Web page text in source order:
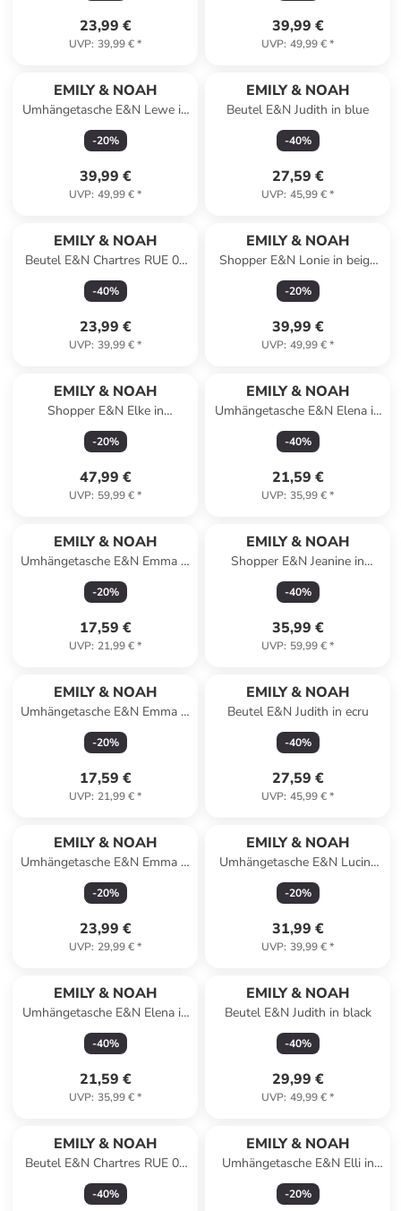
23,99 €
UVP: 39,99 €*
39,99 €
UVP: 49,99 €*
EMILY & NOAH
Umhängetasche E&N Lewe in
black
-20%
39,99 €
UVP: 49,99 €*
EMILY & NOAH
Beutel E&N Judith in blue
-40%
27,59 €
UVP: 45,99 €*
EMILY & NOAH
Beutel E&N Chartres RUE 09
in black
-40%
23,99 €
UVP: 39,99 €*
EMILY & NOAH
Shopper E&N Lonie in beige
400
-20%
39,99 €
UVP: 49,99 €*
EMILY & NOAH
Shopper E&N Elke in
forest/taupe 963
-20%
47,99 €
UVP: 59,99 €*
EMILY & NOAH
Umhängetasche E&N Elena in
blue
-40%
21,59 €
UVP: 35,99 €*
EMILY & NOAH
Umhängetasche E&N Emma in
shinysilver 842
-20%
17,59 €
UVP: 21,99 €*
EMILY & NOAH
Shopper E&N Jeanine in
sahara 920
-40%
35,99 €
UVP: 59,99 €*
EMILY & NOAH
Umhängetasche E&N Emma in
lightgold 243
-20%
17,59 €
UVP: 21,99 €*
EMILY & NOAH
Beutel E&N Judith in ecru
-40%
27,59 €
UVP: 45,99 €*
EMILY & NOAH
Umhängetasche E&N Emma in
black
-20%
23,99 €
UVP: 29,99 €*
EMILY & NOAH
Umhängetasche E&N Lucina
in black
-20%
31,99 €
UVP: 39,99 €*
EMILY & NOAH
Umhängetasche E&N Elena in
cognac
-40%
21,59 €
UVP: 35,99 €*
EMILY & NOAH
Beutel E&N Judith in black
-40%
29,99 €
UVP: 49,99 €*
EMILY & NOAH
Beutel E&N Chartres RUE 09
in beige
-40%
EMILY & NOAH
Umhängetasche E&N Elli in
black
-20%